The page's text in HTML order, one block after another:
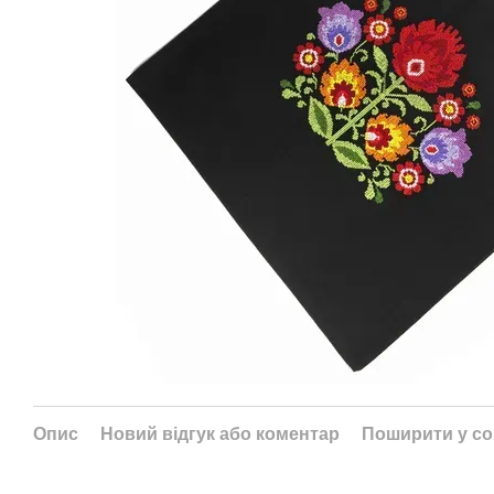
Опис Новий відгук або коментар Поширити у